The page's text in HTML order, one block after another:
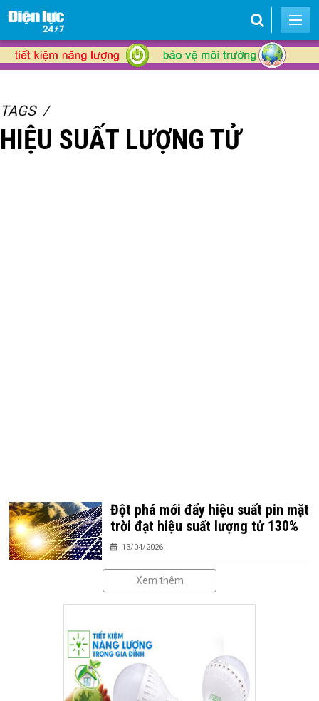
TAGS
HIỆU SUẤT LƯỢNG TỬ
Đột phá mới đẩy hiệu suất pin mặt
trời đạt hiệu suất lượng tử 130%
13/04/2026
Xem thêm